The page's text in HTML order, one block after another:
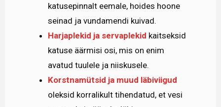
katusepinnalt eemale, hoides hoone
seinad ja vundamendi kuivad.
Harjaplekid ja servaplekid kaitseksid
katuse äärmisi osi, mis on enim
avatud tuulele ja niiskusele.
Korstnamütsid ja muud läbiviigud
oleksid korralikult tihendatud, et vesi